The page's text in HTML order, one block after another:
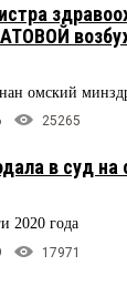
омский
25265
в суд на
2020 года
17971